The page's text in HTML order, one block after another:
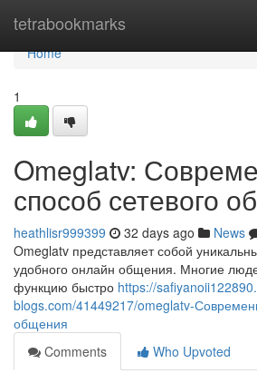
tetrabookmarks
Home
Home
1
Omeglatv:
способ сетевого
heathlisr999399 32 days ago News
Omeglatv представляет собой
удобного онлайн общения. Многие
функцию быстро https://
blogs.com/41449217/omeglatv-
общения
Comments
Who Upvoted